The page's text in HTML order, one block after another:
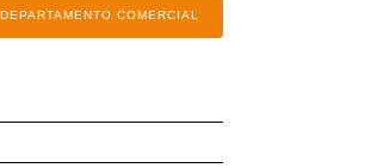
DEPARTAMENTO COMERCIAL